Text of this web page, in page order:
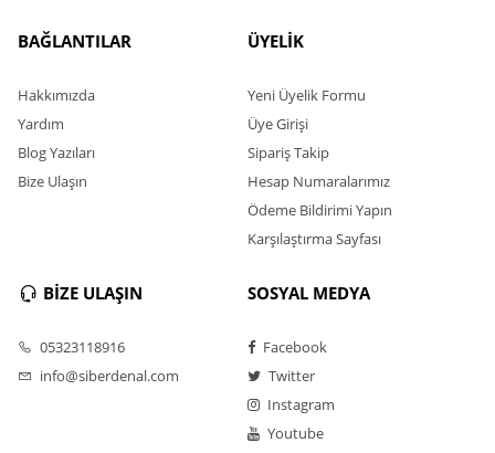
BAĞLANTILAR
Hakkımızda
Yardım
Blog Yazıları
Bize Ulaşın
ÜYELİK
Yeni Üyelik Formu
Üye Girişi
Sipariş Takip
Hesap Numaralarımız
Ödeme Bildirimi Yapın
Karşılaştırma Sayfası
BİZE ULAŞIN
05323118916
info@siberdenal.com
SOSYAL MEDYA
Facebook
Twitter
Instagram
Youtube